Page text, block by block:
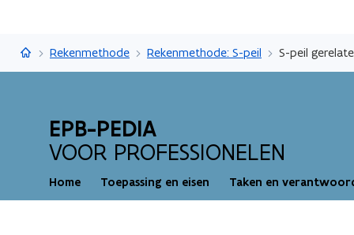
EPB-pediaRekenmethode Rekenmethode: S-peil S-peil
EPB-PEDIA
VOOR PROFESSIONELEN
Home Toepassing en eisen Taken en